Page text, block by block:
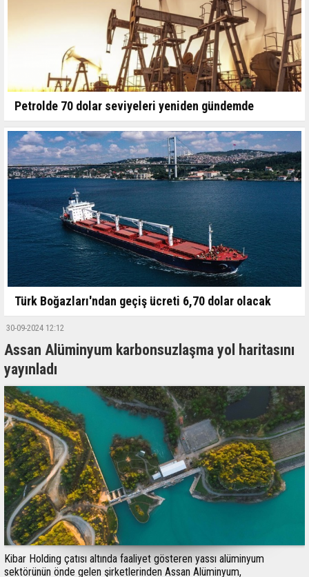
Petrolde 70 dolar seviyeleri yeniden gündemde
Türk Boğazları'ndan geçiş ücreti 6,70 dolar olacak
30-09-2024 12:12
Assan Alüminyum karbonsuzlaşma yol haritasını
yayınladı
Kibar Holding çatısı altında faaliyet gösteren yassı alüminyum
sektörünün önde gelen şirketlerinden Assan Alüminyum,